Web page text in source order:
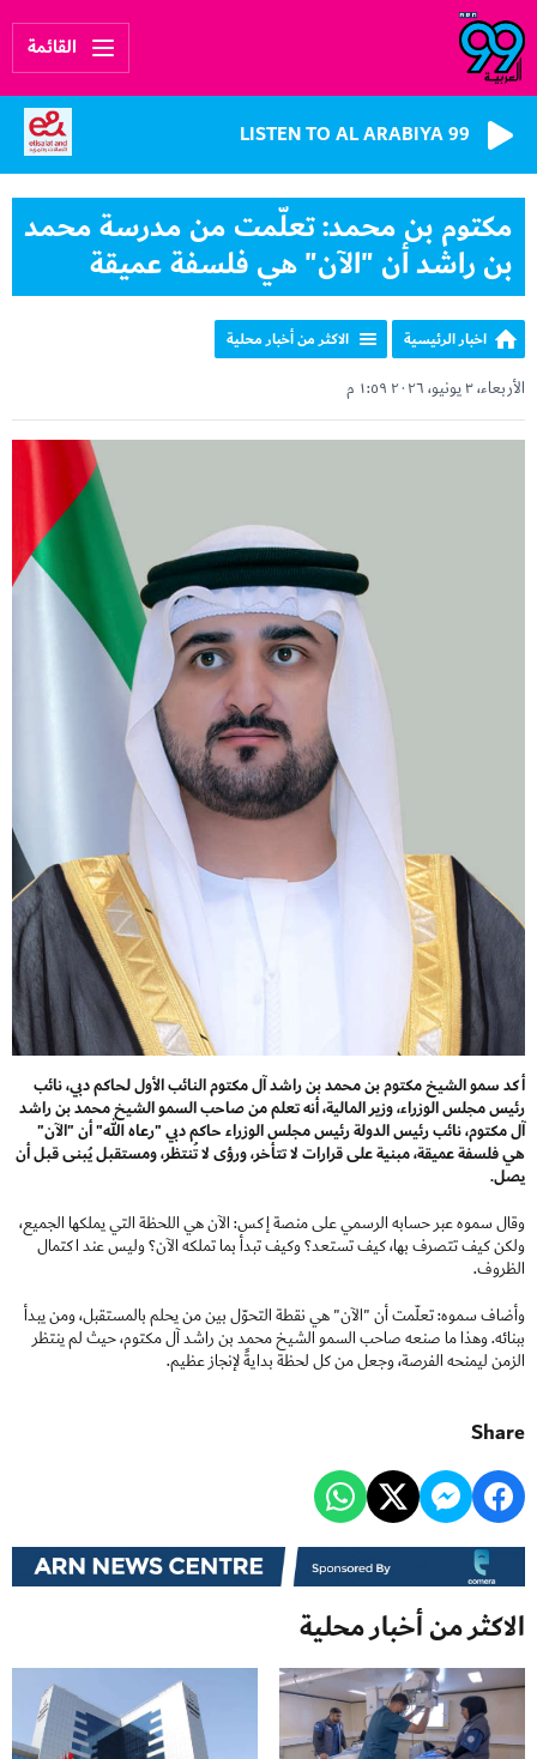
القائمة
LISTEN TO AL ARABIYA 99
مكتوم بن محمد: تعلّمت من مدرسة محمد
بن راشد أن "الآن" هي فلسفة عميقة
اخبار الرئيسية
الاكثر من أخبار محلية
الأربعاء، ٣ يونيو، ٢٠٢٦ ١:٥٩ م
أكد سمو الشيخ مكتوم بن محمد بن راشد آل مكتوم النائب الأول لحاكم دبي، نائب
رئيس مجلس الوزراء، وزير المالية، أنه تعلم من صاحب السمو الشيخ محمد بن راشد
آل مكتوم، نائب رئيس الدولة رئيس مجلس الوزراء حاكم دبي "رعاه الله" أن "الآن"
هي فلسفة عميقة، مبنية على قرارات لا تتأخر، ورؤى لا تُنتظر، ومستقبل يُبنى قبل أن
يصل.
وقال سموه عبر حسابه الرسمي على منصة إكس: الآن هي اللحظة التي يملكها الجميع،
ولكن كيف تتصرف بها، كيف تستعد؟ وكيف تبدأ بما تملكه الآن؟ وليس عند اكتمال
الظروف.
وأضاف سموه: تعلّمت أن "الآن" هي نقطة التحوّل بين من يحلم بالمستقبل، ومن يبدأ
ببنائه. وهذا ما صنعه صاحب السمو الشيخ محمد بن راشد آل مكتوم، حيث لم ينتظر
الزمن ليمنحه الفرصة، وجعل من كل لحظة بدايةً لإنجاز عظيم.
Share
الاكثر من أخبار محلية